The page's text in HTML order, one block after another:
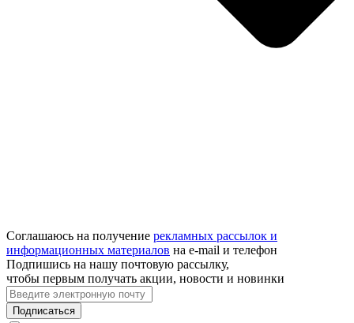
Соглашаюсь на получение рекламных рассылок и
информационных материалов на e‑mail и телефон
Подпишись на нашу почтовую рассылку,
чтобы первым получать акции, новости и новинки
Подписаться